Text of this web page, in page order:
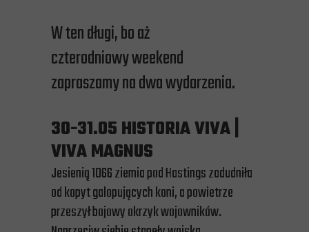
W ten długi, bo aż
czterodniowy weekend
zapraszamy na dwa wydarzenia.
30-31.05 HISTORIA VIVA |
VIVA MAGNUS
Jesienią 1066 ziemia pod Hastings zadudniła
od kopyt galopujących koni, a powietrze
przeszył bojowy okrzyk wojowników.